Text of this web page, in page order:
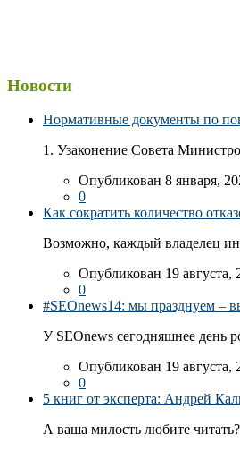
Новости
Нормативные документы по
1. Узаконение Совета
Опубликован 8 января,
0
Как сократить количество
Возможно, каждый владелец
Опубликован 19 августа,
0
#SEOnews14: мы празднуем –
У SEOnews сегодняшнее день
Опубликован 19 августа,
0
5 книг от эксперта: Андрей
А ваша милость любите